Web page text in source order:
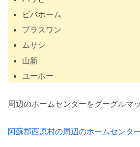
ビバホーム
プラスワン
ムサシ
山新
ユーホー
周辺のホームセンターをグーグルマ
阿蘇郡西原村の周辺のホームセンタ